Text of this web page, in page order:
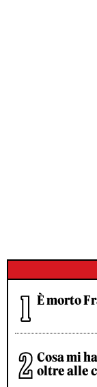
È morto
Cosa mi
oltre alle